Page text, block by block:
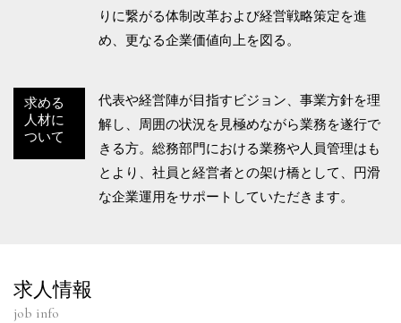
りに繋がる体制改革および経営戦略策定を進
め、更なる企業価値向上を図る。
求める
人材に
ついて
代表や経営陣が目指すビジョン、事業方針を理
解し、周囲の状況を見極めながら業務を遂行で
きる方。総務部門における業務や人員管理はも
とより、社員と経営者との架け橋として、円滑
な企業運用をサポートしていただきます。
求人情報
job info